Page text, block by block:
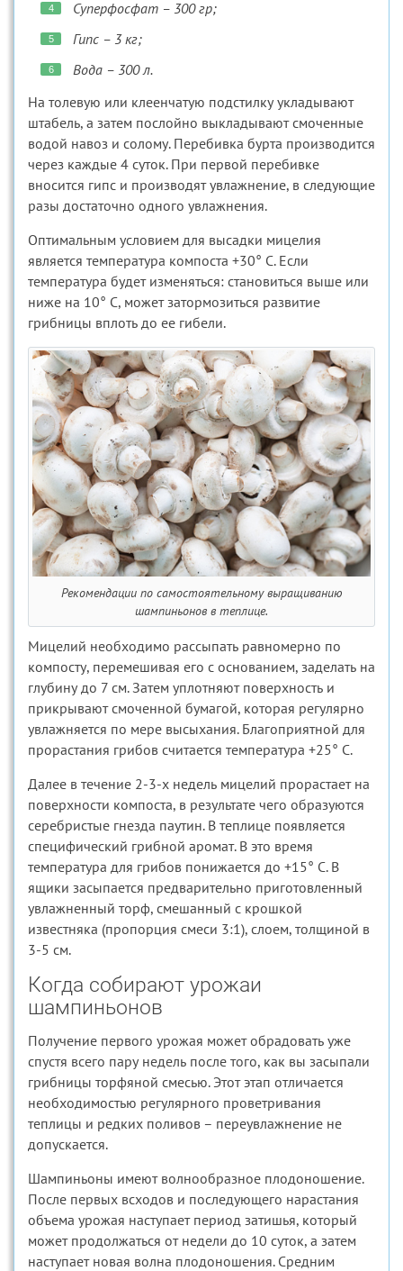
Суперфосфат – 300 гр;
Гипс – 3 кг;
Вода – 300 л.
На толевую или клеенчатую подстилку укладывают
штабель, а затем послойно выкладывают смоченные
водой навоз и солому. Перебивка бурта производится
через каждые 4 суток. При первой перебивке
вносится гипс и производят увлажнение, в следующие
разы достаточно одного увлажнения.
Оптимальным условием для высадки мицелия
является температура компоста +30° С. Если
температура будет изменяться: становиться выше или
ниже на 10° С, может затормозиться развитие
грибницы вплоть до ее гибели.
Рекомендации по самостоятельному выращиванию
шампиньонов в теплице.
Мицелий необходимо рассыпать равномерно по
компосту, перемешивая его с основанием, заделать на
глубину до 7 см. Затем уплотняют поверхность и
прикрывают смоченной бумагой, которая регулярно
увлажняется по мере высыхания. Благоприятной для
прорастания грибов считается температура +25° С.
Далее в течение 2-3-х недель мицелий прорастает на
поверхности компоста, в результате чего образуются
серебристые гнезда паутин. В теплице появляется
специфический грибной аромат. В это время
температура для грибов понижается до +15° С. В
ящики засыпается предварительно приготовленный
увлажненный торф, смешанный с крошкой
известняка (пропорция смеси 3:1), слоем, толщиной в
3-5 см.
Когда собирают урожаи
шампиньонов
Получение первого урожая может обрадовать уже
спустя всего пару недель после того, как вы засыпали
грибницы торфяной смесью. Этот этап отличается
необходимостью регулярного проветривания
теплицы и редких поливов – переувлажнение не
допускается.
Шампиньоны имеют волнообразное плодоношение.
После первых всходов и последующего нарастания
объема урожая наступает период затишья, который
может продолжаться от недели до 10 суток, а затем
наступает новая волна плодоношения. Средним